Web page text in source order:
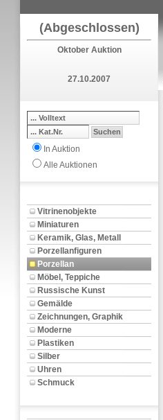
(Abgeschlossen)
Oktober Auktion
27.10.2007
In Auktion
Alle Auktionen
Vitrinenobjekte
Miniaturen
Keramik, Glas, Metall
Porzellanfiguren
Porzellan
Möbel, Teppiche
Russische Kunst
Gemälde
Zeichnungen, Graphik
Moderne
Plastiken
Silber
Uhren
Schmuck